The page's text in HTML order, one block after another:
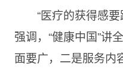
“医疗的获得感
强调，“健康中国”讲
面要广，二是服务内